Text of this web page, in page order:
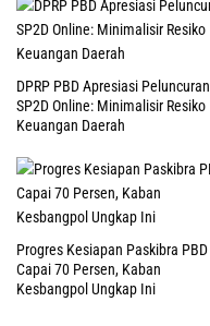
DPRP PBD Apresiasi Peluncuran
SP2D Online: Minimalisir Resiko
Keuangan Daerah
Progres Kesiapan Paskibra PBD
Capai 70 Persen, Kaban
Kesbangpol Ungkap Ini